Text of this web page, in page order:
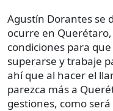
Agustín Dorantes se
ocurre en
condiciones para
superarse y trabaje
ahí que al hacer el
parezca más a
gestiones, como será